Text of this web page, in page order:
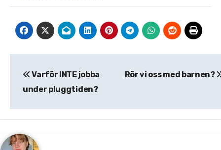
Varför INTE jobba
under pluggtiden?
Rör vi oss med barnen?